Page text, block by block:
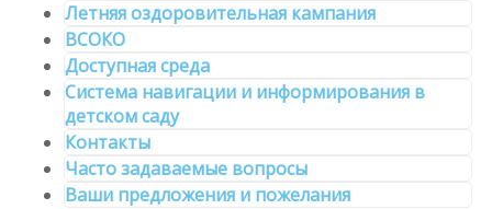
Летняя оздоровительная кампания
ВСОКО
Доступная среда
Система навигации и информирования в
детском саду
Контакты
Часто задаваемые вопросы
Ваши предложения и пожелания